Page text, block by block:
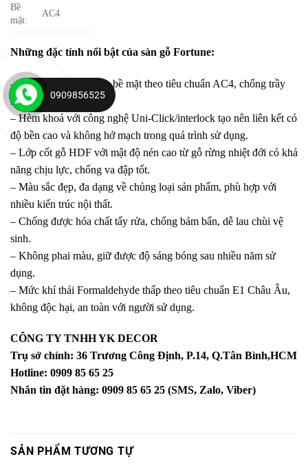
Bề
mặt:
AC4
Những đặc tính nổi bật của sàn gỗ Fortune:
– Cấp độ mài mòn trên bề mặt theo tiêu chuẩn AC4, chống trầy
xước, chịu ma sát tốt.
– Hèm khoá với công nghệ Uni-Click/interlock tạo nên liên kết có
độ bền cao và không hở mạch trong quá trình sử dụng.
– Lớp cốt gỗ HDF với mật độ nén cao từ gỗ rừng nhiệt đới có khả
năng chịu lực, chống va đập tốt.
– Màu sắc đẹp, đa dạng về chủng loại sản phẩm, phù hợp với
nhiều kiến trúc nội thất.
– Chống được hóa chất tẩy rửa, chống bám bẩn, dễ lau chùi vệ
sinh.
– Không phai màu, giữ được độ sáng bóng sau nhiều năm sử
dụng.
– Mức khí thải Formaldehyde thấp theo tiêu chuẩn E1 Châu Âu,
không độc hại, an toàn với người sử dụng.
CÔNG TY TNHH YK DECOR
Trụ sở chính: 36 Trương Công Định, P.14, Q.Tân Bình,HCM
Hotline: 0909 85 65 25
Nhắn tin đặt hàng: 0909 85 65 25 (SMS, Zalo, Viber)
SẢN PHẨM TƯƠNG TỰ
0909856525